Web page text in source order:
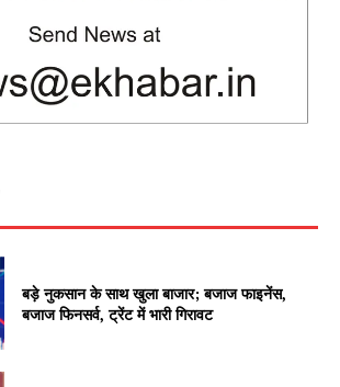
Magazine PRO
बड़े नुकसान के साथ खुला बाजार; बजाज फाइनेंस,
बजाज फिनसर्व, ट्रेंट में भारी गिरावट